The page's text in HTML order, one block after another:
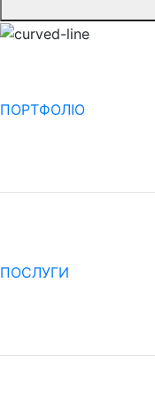
ПОРТФОЛІО
ПОСЛУГИ